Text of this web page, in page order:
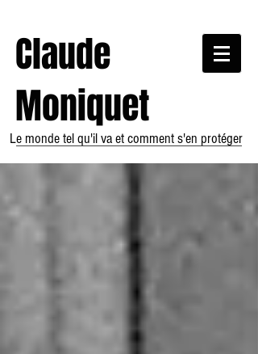
Claude
Moniquet
Le monde tel qu'il va et comment s'en protéger